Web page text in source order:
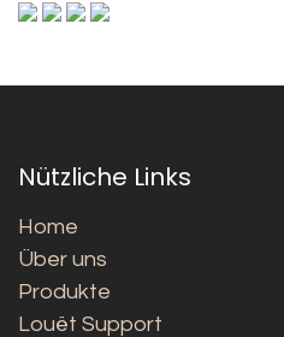
Nützliche Links
Home
Über uns
Produkte
Louët Support